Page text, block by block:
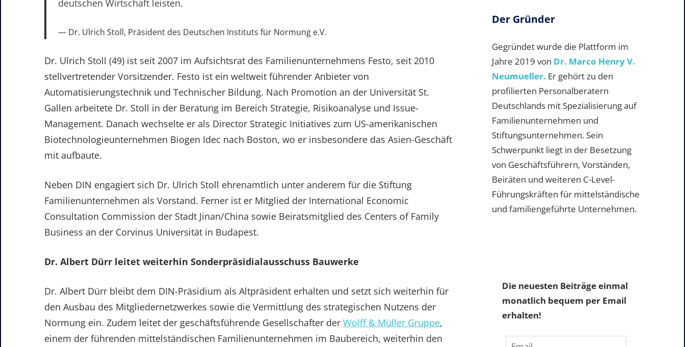
deutschen Wirtschaft leisten.
Dr. Ulrich Stoll, Präsident des Deutschen Instituts für Normung e.V.
Dr. Ulrich Stoll (49) ist seit 2007 im Aufsichtsrat des Familienunternehmens Festo, seit 2010
stellvertretender Vorsitzender. Festo ist ein weltweit führender Anbieter von
Automatisierungstechnik und Technischer Bildung. Nach Promotion an der Universität St.
Gallen arbeitete Dr. Stoll in der Beratung im Bereich Strategie, Risikoanalyse und Issue-
Management. Danach wechselte er als Director Strategic Initiatives zum US-amerikanischen
Biotechnologieunternehmen Biogen Idec nach Boston, wo er insbesondere das Asien-Geschäft
mit aufbaute.
Neben DIN engagiert sich Dr. Ulrich Stoll ehrenamtlich unter anderem für die Stiftung
Familienunternehmen als Vorstand. Ferner ist er Mitglied der International Economic
Consultation Commission der Stadt Jinan/China sowie Beiratsmitglied des Centers of Family
Business an der Corvinus Universität in Budapest.
Dr. Albert Dürr leitet weiterhin Sonderpräsidialausschuss Bauwerke
Dr. Albert Dürr bleibt dem DIN-Präsidium als Altpräsident erhalten und setzt sich weiterhin für
den Ausbau des Mitgliedernetzwerkes sowie die Vermittlung des strategischen Nutzens der
Normung ein. Zudem leitet der geschäftsführende Gesellschafter der Wolff & Müller Gruppe,
einem der führenden mittelständischen Familienunternehmen im Baubereich, weiterhin den
Der Gründer
Gegründet wurde die Plattform im
Jahre 2019 von Dr. Marco Henry V.
Neumueller. Er gehört zu den
profilierten Personalberatern
Deutschlands mit Spezialisierung auf
Familienunternehmen und
Stiftungsunternehmen. Sein
Schwerpunkt liegt in der Besetzung
von Geschäftsführern, Vorständen,
Beiräten und weiteren C-Level-
Führungskräften für mittelständische
und familiengeführte Unternehmen.
Die neuesten Beiträge einmal
monatlich bequem per Email
erhalten!